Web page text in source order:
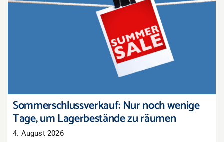
Sommerschlussverkauf: Nur noch wenige Tage,
um Lagerbestände zu räumen
Sommerschlussverkauf: Nur noch wenige
Tage, um Lagerbestände zu räumen
4. August 2026